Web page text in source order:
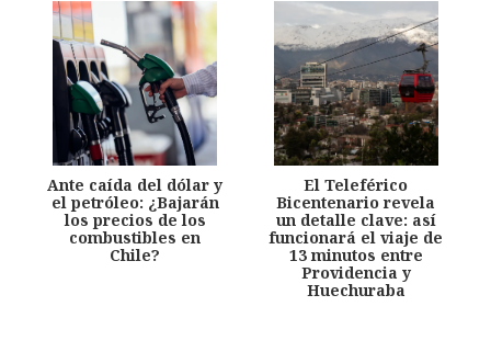
Ante caída del dólar y
el petróleo: ¿Bajarán
los precios de los
combustibles en
Chile?
El Teleférico
Bicentenario revela
un detalle clave: así
funcionará el viaje de
13 minutos entre
Providencia y
Huechuraba